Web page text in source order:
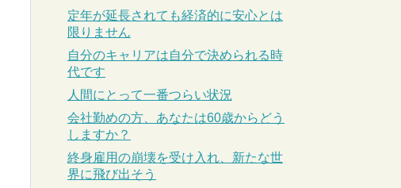
定年が延長されても経済的に安心とは
限りません
自分のキャリアは自分で決められる時
代です
人間にとって一番つらい状況
会社勤めの方、あなたは60歳からどう
しますか？
終身雇用の崩壊を受け入れ、新たな世
界に飛び出そう